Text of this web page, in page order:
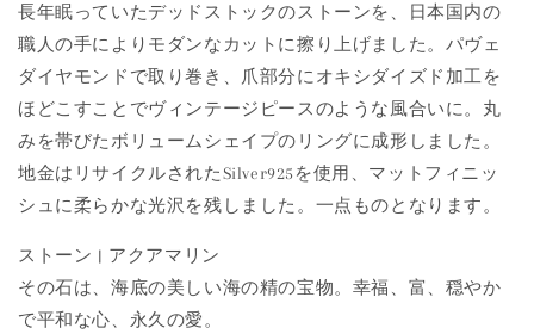
Kind
Canan
Ring
の
数
量
を
減
す
Kind
Canan
Ring
の
数
量
を
増
す
長年眠っていたデッドストックのストーンを、日本国内の
職人の手によりモダンなカットに擦り上げました。パヴェ
ダイヤモンドで取り巻き、爪部分にオキシダイズド加工を
ほどこすことでヴィンテージピースのような風合いに。丸
みを帯びたボリュームシェイプのリングに成形しました。
地金はリサイクルされたSilver925を使用、マットフィニッ
シュに柔らかな光沢を残しました。一点ものとなります。
ストーン | アクアマリン
その石は、海底の美しい海の精の宝物。幸福、富、穏やか
で平和な心、永久の愛。